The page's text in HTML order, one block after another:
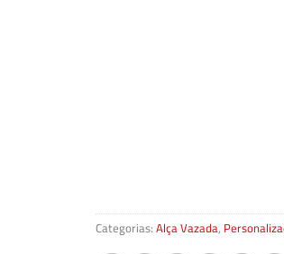
Categorias: Alça Vazada,